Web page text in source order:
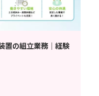
置の組立業務｜経験